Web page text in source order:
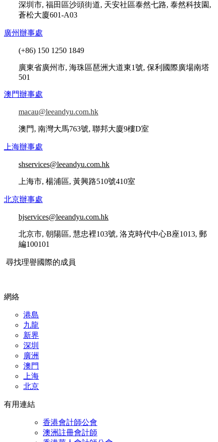
深圳市, 福田區沙頭街道, 天安社區泰然七路, 泰然科技園,
蒼松大廈601-A03
廣州辦事處
(+86) 150 1250 1849
廣東省廣州市, 海珠區琶洲大道東1號, 保利國際廣場南塔
501
澳門辦事處
macau@leeandyu.com.hk
澳門, 南灣大馬763號, 聯邦大廈9樓D室
上海辦事處
shservices@leeandyu.com.hk
上海市, 楊浦區, 黃興路510號410室
北京辦事處
bjservices@leeandyu.com.hk
北京市, 朝陽區, 慧忠裡103號, 洛克時代中心B座1013, 郵
編100101
尋找理譽國際的成員
網絡
港島
九龍
新界
深圳
廣洲
澳門
上海
北京
有用連結
香港會計師公會
澳洲註冊會計師